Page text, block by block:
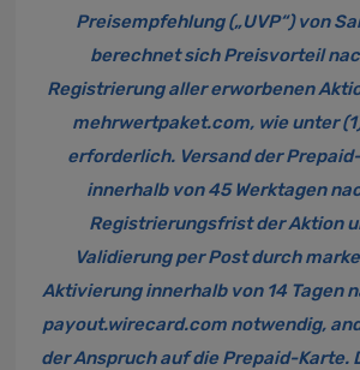
Preisempfehlung („UVP“) von
berechnet sich Preisvorteil
Registrierung aller erworbenen
mehrwertpaket.com, wie unter
erforderlich. Versand der
innerhalb von 45 Werktagen
Registrierungsfrist der Aktion
Validierung per Post durch
Aktivierung innerhalb von 14 Tagen
payout.wirecard.com notwendig,
der Anspruch auf die Prepaid-Karte.